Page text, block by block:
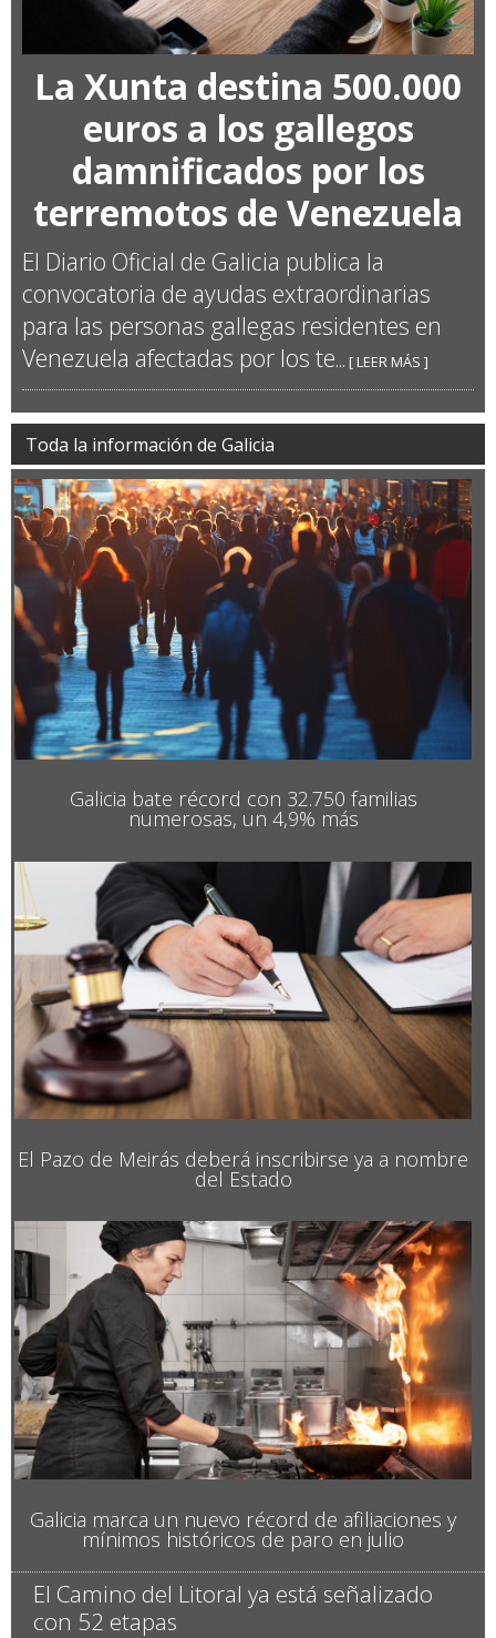
La Xunta destina 500.000
euros a los gallegos
damnificados por los
terremotos de Venezuela
El Diario Oficial de Galicia publica la
convocatoria de ayudas extraordinarias
para las personas gallegas residentes en
Venezuela afectadas por los te... [ LEER MÁS ]
Toda la información de Galicia
Galicia bate récord con 32.750 familias
numerosas, un 4,9% más
El Pazo de Meirás deberá inscribirse ya a nombre
del Estado
Galicia marca un nuevo récord de afiliaciones y
mínimos históricos de paro en julio
El Camino del Litoral ya está señalizado
con 52 etapas